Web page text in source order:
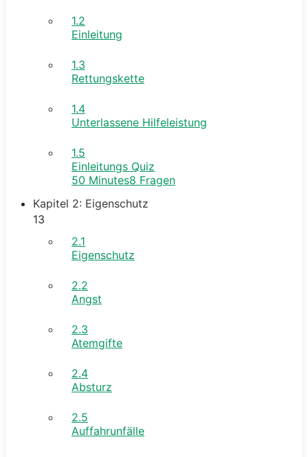
1.2
Einleitung
1.3
Rettungskette
1.4
Unterlassene Hilfeleistung
1.5
Einleitungs Quiz
50 Minutes8 Fragen
Kapitel 2: Eigenschutz
13
2.1
Eigenschutz
2.2
Angst
2.3
Atemgifte
2.4
Absturz
2.5
Auffahrunfälle